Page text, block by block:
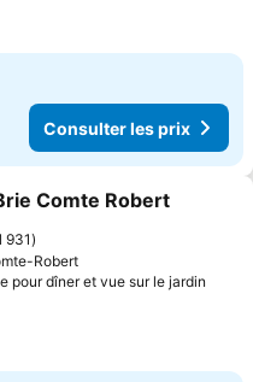
Consulter les prix
à mes favoris
Comte Robert
931
Robert
pour dîner et vue sur le jardin